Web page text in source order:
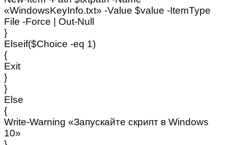
«WindowsKeyInfo.txt» -Value $value -ItemType
File -Force | Out-Null
}
Elseif($Choice -eq 1)
{
Exit
}
}
Else
{
Write-Warning «Запускайте скрипт в Windows
10»